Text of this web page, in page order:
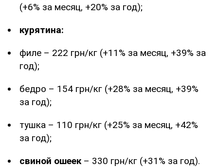
(+6% за месяц, +20% за год);
курятина:
филе – 222 грн/кг (+11% за месяц, +39% за
год);
бедро – 154 грн/кг (+28% за месяц, +39%
за год);
тушка – 110 грн/кг (+25% за месяц, +42%
за год);
свиной ошеек– 330 грн/кг (+31% за год).